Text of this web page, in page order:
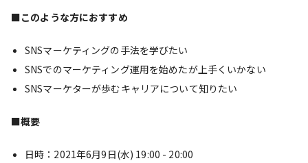
■このような方におすすめ
SNSマーケティングの手法を学びたい
SNSでのマーケティング運用を始めたが上手くいかない
SNSマーケターが歩むキャリアについて知りたい
■概要
日時：2021年6月9日(水) 19:00 - 20:00